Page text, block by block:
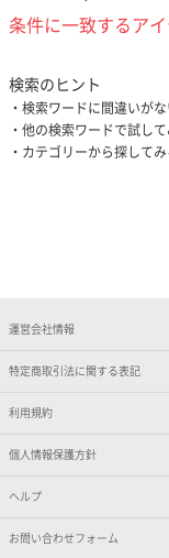
条件に一致するア
検索のヒント
検索ワードに間違いが
他の検索ワードで試して
カテゴリーから探してみ
運営会社情報
特定商取引法に関する表記
利用規約
個人情報保護方針
ヘルプ
お問い合わせフォーム